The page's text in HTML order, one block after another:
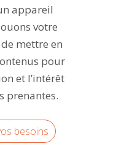
appareil
votre
mettre en
pour
et l’intérêt
prenantes.
besoins